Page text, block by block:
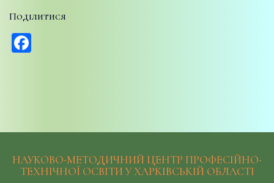
Поділитися
НАУКОВО-МЕТОДИЧНИЙ ЦЕНТР ПРОФЕСІЙНО-
ТЕХНІЧНОЇ ОСВІТИ У ХАРКІВСЬКІЙ ОБЛАСТІ